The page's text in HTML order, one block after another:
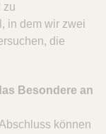
zu
in dem wir zwei
die
Besondere an
können